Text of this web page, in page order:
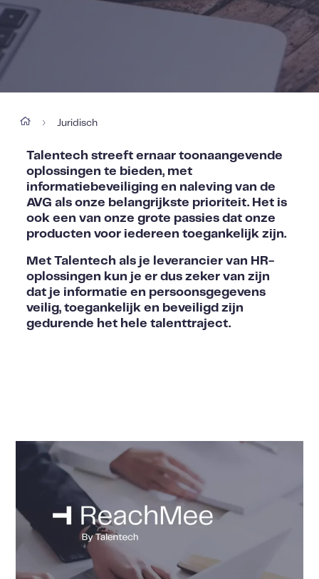
› Juridisch
Talentech streeft ernaar toonaangevende
oplossingen te bieden, met
informatiebeveiliging en naleving van de
AVG als onze belangrijkste prioriteit. Het is
ook een van onze grote passies dat onze
producten voor iedereen toegankelijk zijn.
Met Talentech als je leverancier van HR-
oplossingen kun je er dus zeker van zijn
dat je informatie en persoonsgegevens
veilig, toegankelijk en beveiligd zijn
gedurende het hele talenttraject.